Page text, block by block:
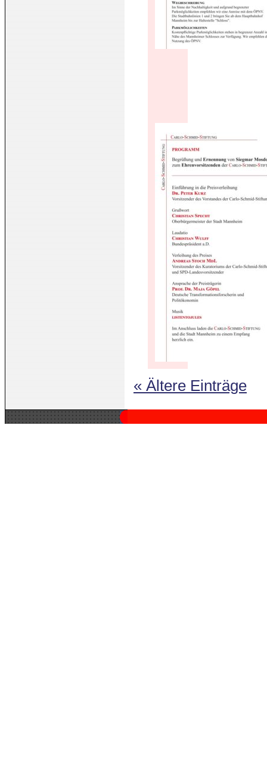
« Ältere Einträge